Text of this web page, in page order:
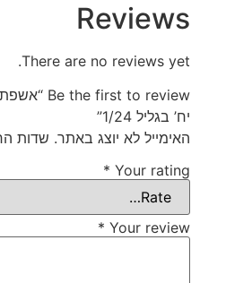
Reviews
There are no reviews yet.
יח’ בגליל 1/24”
האימייל לא יוצג באתר. שדות
Your rating
*
Your review
*